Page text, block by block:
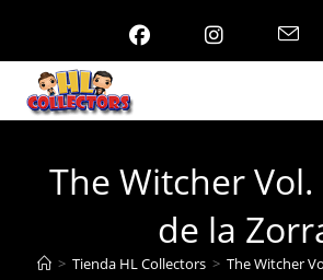
contenido
The Witcher
de la
> Tienda HL Collectors > The Witcher